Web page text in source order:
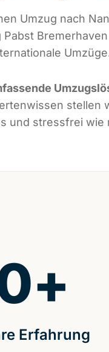
Umzug nach
Pabst
stellen
und stressfrei wie
Erfahrung
+